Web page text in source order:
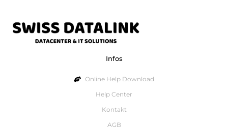
Infos
Online Help Download
Help Center
Kontakt
AGB